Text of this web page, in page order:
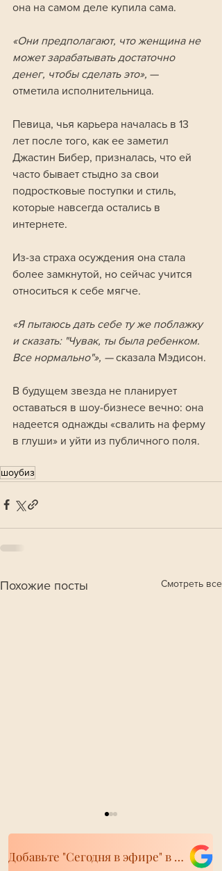
она на самом деле купила сама.
«Они предполагают, что женщина не
может зарабатывать достаточно
денег, чтобы сделать это», —
отметила исполнительница.
Певица, чья карьера началась в 13
лет после того, как ее заметил
Джастин Бибер, призналась, что ей
часто бывает стыдно за свои
подростковые поступки и стиль,
которые навсегда остались в
интернете.
Из-за страха осуждения она стала
более замкнутой, но сейчас учится
относиться к себе мягче.
«Я пытаюсь дать себе ту же поблажку
и сказать: "Чувак, ты была ребенком.
Все нормально"», — сказала Мэдисон.
В будущем звезда не планирует
оставаться в шоу-бизнесе вечно: она
надеется однажды «свалить на ферму
в глуши» и уйти из публичного поля.
шоубиз
Похожие посты Смотреть все
Добавьте "Сегодня в эфире" в свои источники